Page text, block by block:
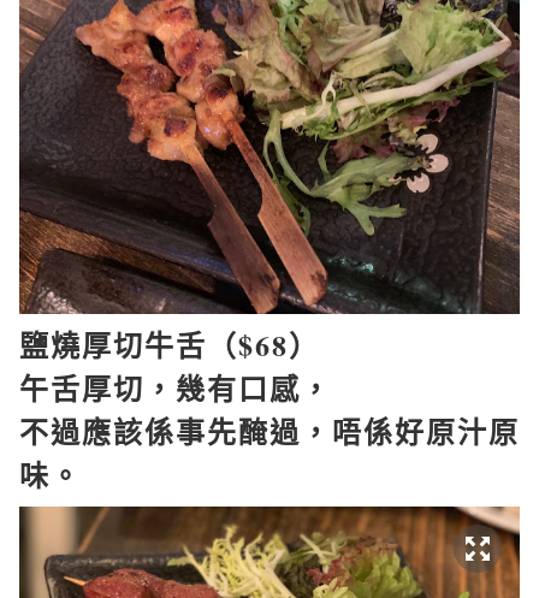
鹽燒厚切牛舌（$68）
午舌厚切，幾有口感，
不過應該係事先醃過，唔係好原汁原
味。